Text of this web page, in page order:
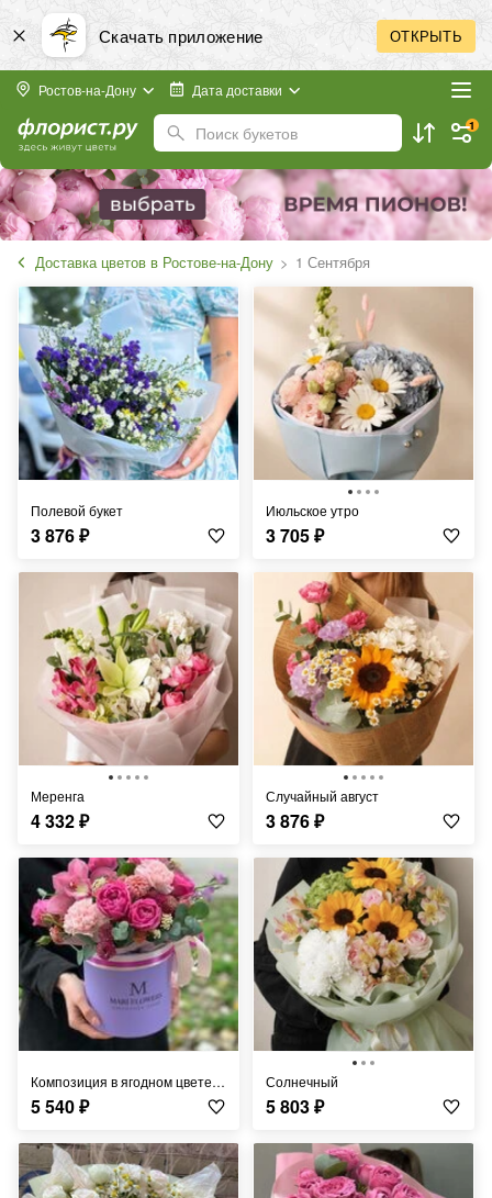
Скачать приложение ОТКРЫТЬ
Ростов-на-Дону Дата доставки
Поиск букетов 1
Доставка цветов в Ростове-на-Дону 1 Сентября
Полевой букет
3 876₽
Июльское утро
3 705₽
Меренга
4 332₽
Случайный август
3 876₽
Композиция в ягодном цвете с орхидеями
5 540₽
Солнечный
5 803₽